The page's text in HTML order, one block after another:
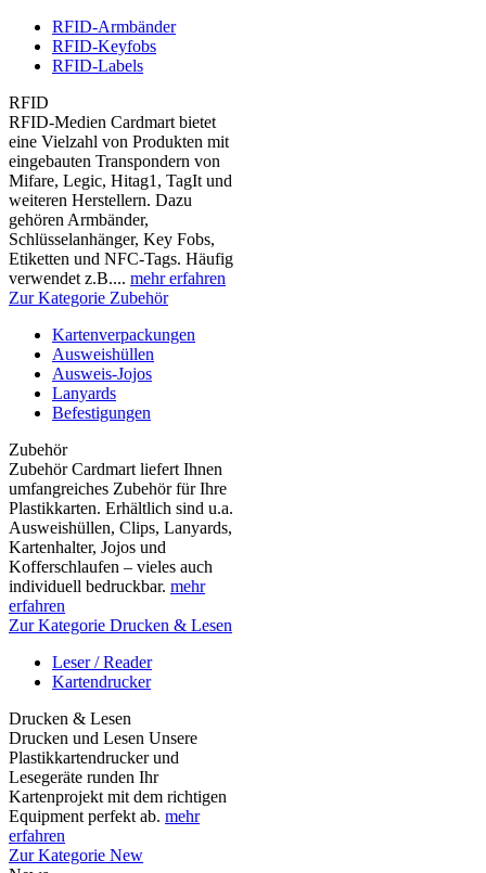
RFID-Armbänder
RFID-Keyfobs
RFID-Labels
RFID
RFID-Medien Cardmart bietet
eine Vielzahl von Produkten mit
eingebauten Transpondern von
Mifare, Legic, Hitag1, TagIt und
weiteren Herstellern. Dazu
gehören Armbänder,
Schlüsselanhänger, Key Fobs,
Etiketten und NFC-Tags. Häufig
verwendet z.B.... mehr erfahren
Zur Kategorie Zubehör
Kartenverpackungen
Ausweishüllen
Ausweis-Jojos
Lanyards
Befestigungen
Zubehör
Zubehör Cardmart liefert Ihnen
umfangreiches Zubehör für Ihre
Plastikkarten. Erhältlich sind u.a.
Ausweishüllen, Clips, Lanyards,
Kartenhalter, Jojos und
Kofferschlaufen – vieles auch
individuell bedruckbar. mehr
erfahren
Zur Kategorie Drucken & Lesen
Leser / Reader
Kartendrucker
Drucken & Lesen
Drucken und Lesen Unsere
Plastikkartendrucker und
Lesegeräte runden Ihr
Kartenprojekt mit dem richtigen
Equipment perfekt ab. mehr
erfahren
Zur Kategorie New